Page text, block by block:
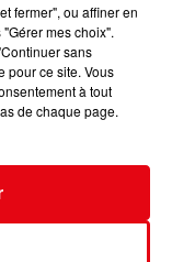
Gémeaux
fermer", ou affiner en
mes choix".
sans
pour ce site. Vous
à tout
de chaque page.